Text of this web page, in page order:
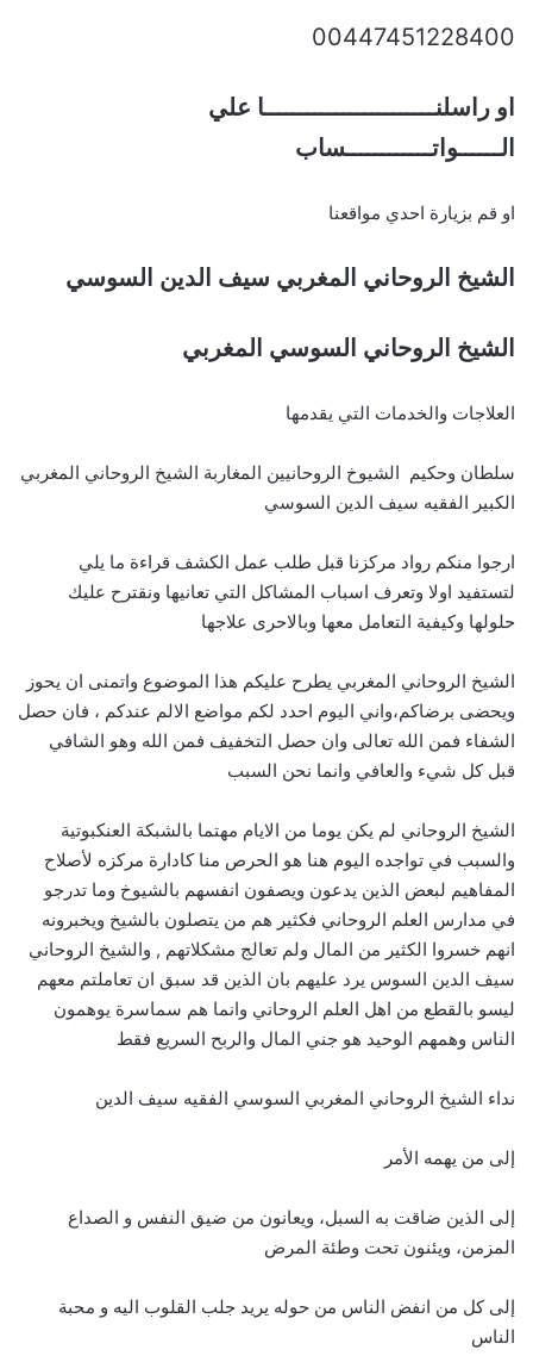
00447451228400
او راسلنــــــــــــــــــــــــا علي
الــــــواتــــــــــــساب
او قم بزيارة احدي مواقعنا
الشيخ الروحاني المغربي سيف الدين السوسي
الشيخ الروحاني السوسي المغربي
العلاجات والخدمات التي يقدمها
سلطان وحكيم الشيوخ الروحانيين المغاربة الشيخ الروحاني المغربي
الكبير الفقيه سيف الدين السوسي
ارجوا منكم رواد مركزنا قبل طلب عمل الكشف قراءة ما يلي
لتستفيد اولا وتعرف اسباب المشاكل التي تعانيها ونقترح عليك
حلولها وكيفية التعامل معها وبالاحرى علاجها
الشيخ الروحاني المغربي يطرح عليكم هذا الموضوع واتمنى ان يحوز
ويحضى برضاكم،واني اليوم احدد لكم مواضع الالم عندكم ، فان حصل
الشفاء فمن الله تعالى وان حصل التخفيف فمن الله وهو الشافي
قبل كل شيء والعافي وانما نحن السبب
الشيخ الروحاني لم يكن يوما من الايام مهتما بالشبكة العنكبوتية
والسبب في تواجده اليوم هنا هو الحرص منا كادارة مركزه لأصلاح
المفاهيم لبعض الذين يدعون ويصفون انفسهم بالشيوخ وما تدرجو
في مدارس العلم الروحاني فكثير هم من يتصلون بالشيخ ويخبرونه
انهم خسروا الكثير من المال ولم تعالج مشكلاتهم , والشيخ الروحاني
سيف الدين السوس يرد عليهم بان الذين قد سبق ان تعاملتم معهم
ليسو بالقطع من اهل العلم الروحاني وانما هم سماسرة يوهمون
الناس وهمهم الوحيد هو جني المال والربح السريع فقط
نداء الشيخ الروحاني المغربي السوسي الفقيه سيف الدين
إلى من يهمه الأمر
إلى الذين ضاقت به السبل، ويعانون من ضيق النفس و الصداع
المزمن، ويئنون تحت وطئة المرض
إلى كل من انفض الناس من حوله يريد جلب القلوب اليه و محبة
الناس